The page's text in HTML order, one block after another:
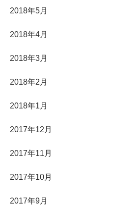
2018年5月
2018年4月
2018年3月
2018年2月
2018年1月
2017年12月
2017年11月
2017年10月
2017年9月